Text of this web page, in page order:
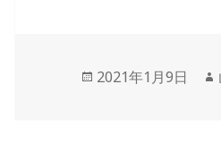
投
2021年1月9日